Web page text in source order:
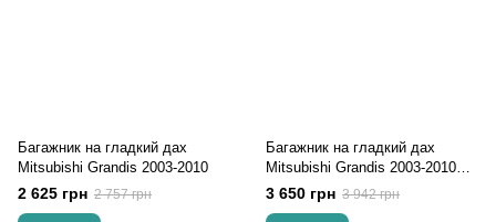
Багажник на гладкий дах
Mitsubishi Grandis 2003-2010
2 625 грн 2 757 грн
Багажник на гладкий дах
Mitsubishi Grandis 2003-2010
Aero
3 650 грн 3 942 грн